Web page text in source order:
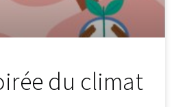
du climat